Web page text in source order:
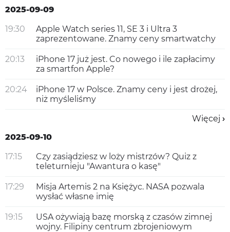
2025-09-09
19:30
Apple Watch series 11, SE 3 i Ultra 3
zaprezentowane. Znamy ceny smartwatchy
20:13
iPhone 17 już jest. Co nowego i ile zapłacimy
za smartfon Apple?
20:24
iPhone 17 w Polsce. Znamy ceny i jest drożej,
niż myśleliśmy
Więcej
2025-09-10
17:15
Czy zasiądziesz w loży mistrzów? Quiz z
teleturnieju "Awantura o kasę"
17:29
Misja Artemis 2 na Księżyc. NASA pozwala
wysłać własne imię
19:15
USA ożywiają bazę morską z czasów zimnej
wojny. Filipiny centrum zbrojeniowym